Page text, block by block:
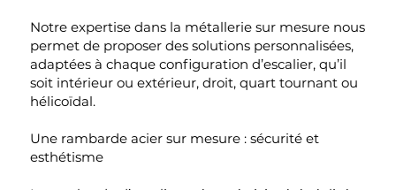
Notre expertise dans la métallerie sur mesure nous
permet de proposer des solutions personnalisées,
adaptées à chaque configuration d’escalier, qu’il
soit intérieur ou extérieur, droit, quart tournant ou
hélicoïdal.
Une rambarde acier sur mesure : sécurité et
esthétisme